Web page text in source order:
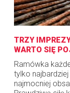
TRZY
WARTO SIĘ
Ramówka
tylko
najmocniej